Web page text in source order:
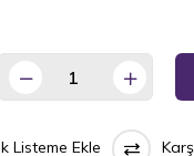
Listeme Ekle